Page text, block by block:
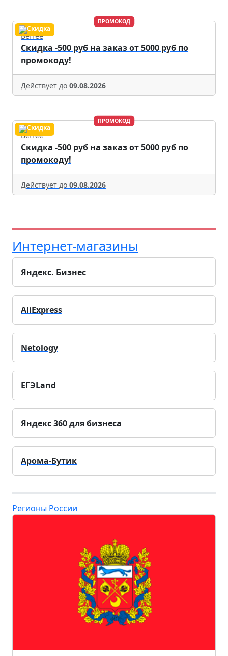
ПРОМОКОД
Befree
Скидка -500 руб на заказ от 5000 руб по
промокоду!
Действует до 09.08.2026
ПРОМОКОД
Befree
Скидка -500 руб на заказ от 5000 руб по
промокоду!
Действует до 09.08.2026
Интернет-магазины
Яндекс. Бизнес
AliExpress
Netology
ЕГЭLand
Яндекс 360 для бизнеса
Арома-Бутик
Регионы России